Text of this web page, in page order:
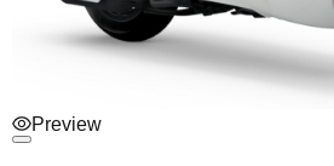
Preview